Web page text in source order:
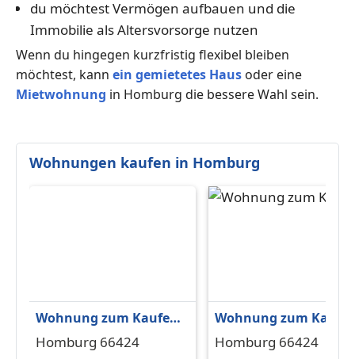
du möchtest Vermögen aufbauen und die
Immobilie als Altersvorsorge nutzen
Wenn du hingegen kurzfristig flexibel bleiben
möchtest, kann ein gemietetes Haus oder eine
Mietwohnung in Homburg die bessere Wahl sein.
Wohnungen kaufen in Homburg
Wohnung zum Kaufen
in Homburg 149.000 €
Homburg 66424
Wohnung zum
in Homburg 129.000 €
Homburg 66424